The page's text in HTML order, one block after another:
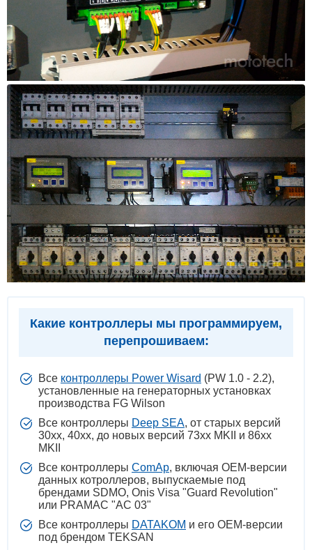
Какие контроллеры мы программируем,
перепрошиваем:
Все контроллеры Power Wisard (PW 1.0 - 2.2),
установленные на генераторных установках
производства FG Wilson
Все контроллеры Deep SEA, от старых версий
30xx, 40xx, до новых версий 73xx MKII и 86xx
MKII
Все контроллеры ComAp, включая ОЕМ-версии
данных котроллеров, выпускаемые под
брендами SDMO, Onis Visa "Guard Revolution"
или PRAMAC "AC 03"
Все контроллеры DATAKOM и его ОЕМ-версии
под брендом TEKSAN